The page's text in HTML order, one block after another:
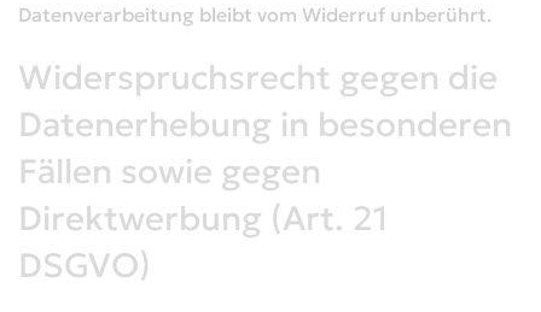
Datenverarbeitung bleibt vom Widerruf unberührt.
Widerspruchsrecht gegen die
Datenerhebung in besonderen
Fällen sowie gegen
Direktwerbung (Art. 21
DSGVO)